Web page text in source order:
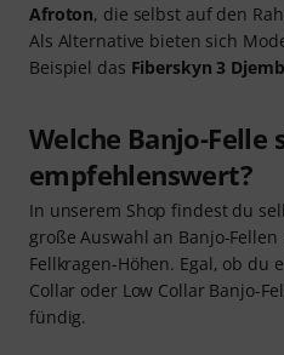
Afroton, die selbst auf den
Als Alternative bieten sich
Beispiel das Fiberskyn 3
Welche Banjo-Felle
empfehlenswert?
In unserem Shop findest du
große Auswahl an Banjo-
Fellkragen-Höhen. Egal, ob du
Collar oder Low Collar Banjo-
fündig.